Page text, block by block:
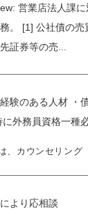
営業店法人課
。 [1] 公社債の
証券等の売...
経験のある人材
外務員資格一種必
、カウンセリング
より応相談